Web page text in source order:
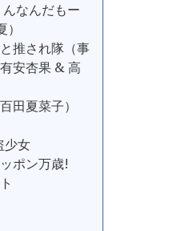
なんだもー
推され隊（事
安杏果 & 高
田夏菜子）
少女
ポン万歳!